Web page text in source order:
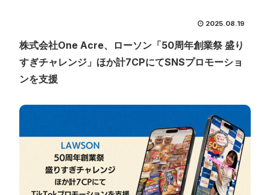
2025.08.19
株式会社One Acre、ローソン「50周年創業祭 盛り
すぎチャレンジ」ほか計7CPにてSNSプロモーショ
ンを支援